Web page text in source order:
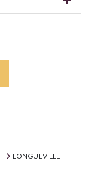
LONGUEVILLE